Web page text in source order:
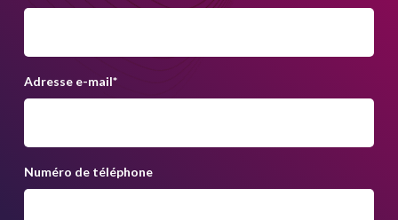
Adresse e-mail*
Numéro de téléphone